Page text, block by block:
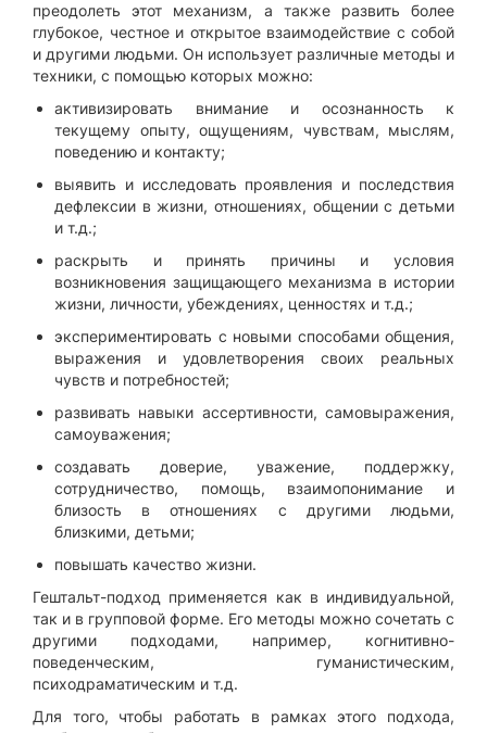
преодолеть этот механизм, а также развить более
глубокое, честное и открытое взаимодействие с собой
и другими людьми. Он использует различные методы и
техники, с помощью которых можно:
активизировать внимание и осознанность к
текущему опыту, ощущениям, чувствам, мыслям,
поведению и контакту;
выявить и исследовать проявления и последствия
дефлексии в жизни, отношениях, общении с детьми
и т.д.;
раскрыть и принять причины и условия
возникновения защищающего механизма в истории
жизни, личности, убеждениях, ценностях и т.д.;
экспериментировать с новыми способами общения,
выражения и удовлетворения своих реальных
чувств и потребностей;
развивать навыки ассертивности, самовыражения,
самоуважения;
создавать доверие, уважение, поддержку,
сотрудничество, помощь, взаимопонимание и
близость в отношениях с другими людьми,
близкими, детьми;
повышать качество жизни.
Гештальт-подход применяется как в индивидуальной,
так и в групповой форме. Его методы можно сочетать с
другими подходами, например, когнитивно-
поведенческим, гуманистическим,
психодраматическим и т.д.
Для того, чтобы работать в рамках этого подхода,